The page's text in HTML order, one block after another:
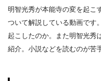
明智光秀が本能寺の変を起こ
ついて解説している動画です
起こしたのか。また明智光秀
紹介。小説などを読むのが苦